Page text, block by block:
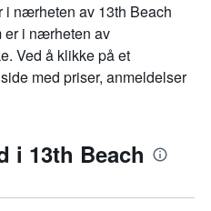
i nærheten av 13th Beach
er i nærheten av
Ved å klikke på et
med priser, anmeldelser
i 13th Beach